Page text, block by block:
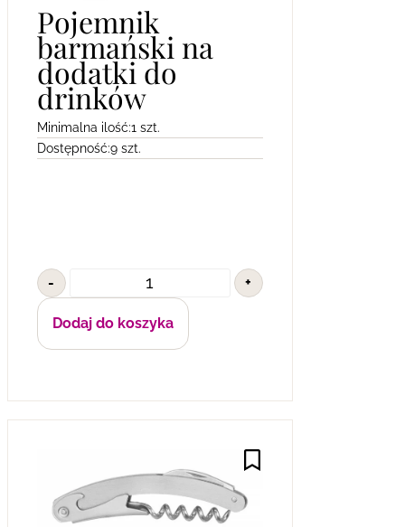
Pojemnik
barmański na
dodatki do
drinków
Minimalna ilość:1 szt.
Dostępność:9 szt.
- +
Dodaj do koszyka